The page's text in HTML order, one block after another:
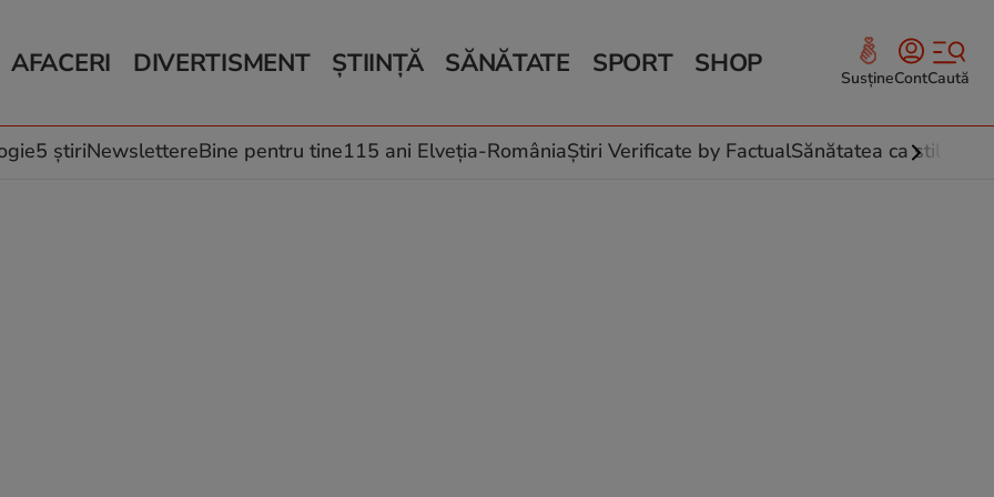
AFACERI
Auto
Locuri de muncă
DIVERTISMENT
Horoscop
Muzică și Filme
ȘTIINȚĂ
Schimbări climatice
SĂNĂTATE
Relații
Rețete culinare
SPORT SHOP SusțineContCaută
5 știriNewslettereBine pentru tine115 ani Elveția-RomâniaȘtiri Verificate by FactualSănătatea ca stil de